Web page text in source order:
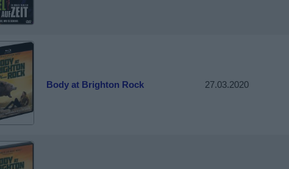
Body at Brighton Rock 27.03.2020